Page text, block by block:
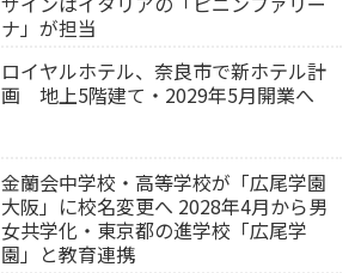
ナ」が担当
ロイヤルホテル、奈良市で新ホテル計
画 地上5階建て・2029年5月開業へ
金蘭会中学校・高等学校が「広尾学園
大阪」に校名変更へ 2028年4月から男
女共学化・東京都の進学校「広尾学
園」と教育連携